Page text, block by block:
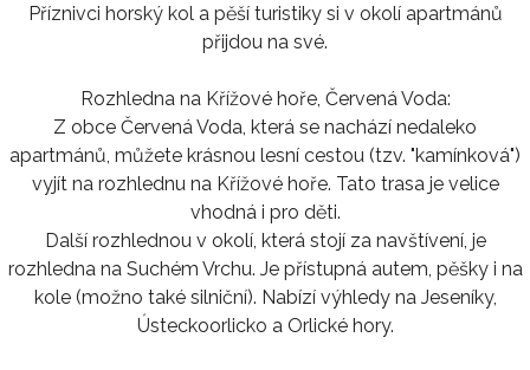
Příznivci horský kol a pěší turistiky si v okolí apartmánů
přijdou na své.
Rozhledna na Křížové hoře, Červená Voda:
Z obce Červená Voda, která se nachází nedaleko
apartmánů, můžete krásnou lesní cestou (tzv. "kamínková")
vyjít na rozhlednu na Křížové hoře. Tato trasa je velice
vhodná i pro děti.
Další rozhlednou v okolí, která stojí za navštívení, je
rozhledna na Suchém Vrchu. Je přístupná autem, pěšky i na
kole (možno také silniční). Nabízí výhledy na Jeseníky,
Ústeckoorlicko a Orlické hory.